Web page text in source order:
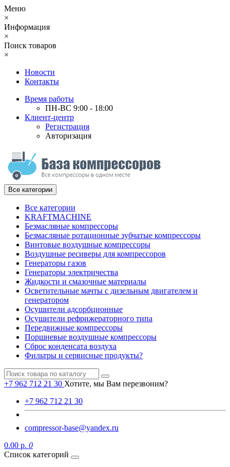
Меню
×
Информация
×
Поиск товаров
×
Новости
Контакты
Время работы
ПН-ВС 9:00 - 18:00
Клиент-центр
Регистрация
Авторизация
Все категории
Все категории
KRAFTMACHINE
Безмасляные компрессоры
Безмасляные ротационные зубчатые компрессоры
Винтовые воздушные компрессоры
Воздушные ресиверы для компрессоров
Генераторы газов
Генераторы электричества
Жидкости и смазочные материалы
Осветительные мачты с дизельным двигателем и
генератором
Осушители адсорбционные
Осушители рефрижераторного типа
Передвижные компрессоры
Поршневые воздушные компрессоры
Сброс конденсата воздуха
Фильтры и сервисные продукты?
+7 962 712 21 30 Хотите, мы Вам перезвоним?
+7 962 712 21 30
compressor-base@yandex.ru
0.00 р. 0
Список категорий